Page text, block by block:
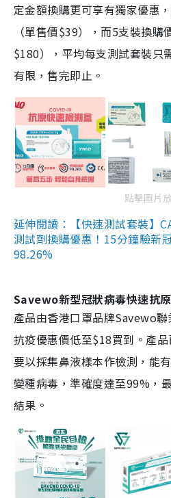
定金額換購更可享有獨家優惠
（單售價$39），而5支裝換
$180），平均每支測試套裝只
有限，售完即止。
點擊圖片
延伸閱讀：【快速測試套裝】
測試劑換購優惠！15分鐘驗新
98.26%
Savewo新型冠狀病毒快速抗
產品由香港口罩品牌Savewo聯
抗疫優惠價低至$18買到。產
要以採集鼻液樣本作檢測，能
變種病毒，準確度達至99%，
結果。